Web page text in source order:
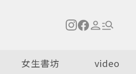
女生書坊 video